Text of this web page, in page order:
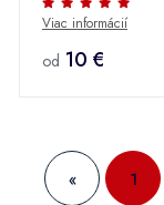
Viac informácií
od 10 €
« 1